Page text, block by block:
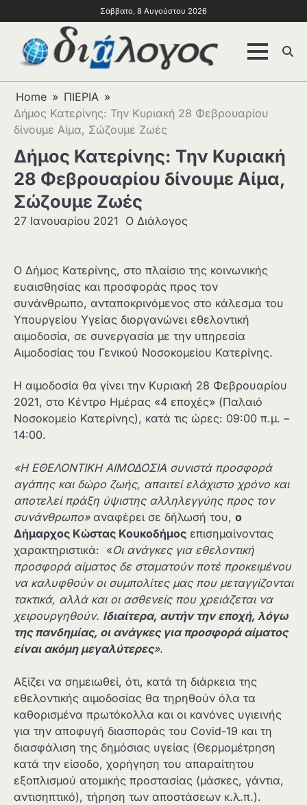
Σάββατο, 8 Αυγούστου 2026
Home
ΠΙΕΡΙΑ
Δήμος Κατερίνης: Την Κυριακή 28 Φεβρουαρίου
δίνουμε Αίμα, Σώζουμε Ζωές
Δήμος Κατερίνης: Την Κυριακή
28 Φεβρουαρίου δίνουμε Αίμα,
Σώζουμε Ζωές
27 Ιανουαρίου 2021 Ο Διάλογος
Ο Δήμος Κατερίνης, στο πλαίσιο της κοινωνικής
ευαισθησίας και προσφοράς προς τον
συνάνθρωπο, ανταποκρινόμενος στο κάλεσμα του
Υπουργείου Υγείας διοργανώνει εθελοντική
αιμοδοσία, σε συνεργασία με την υπηρεσία
Αιμοδοσίας του Γενικού Νοσοκομείου Κατερίνης.
Η αιμοδοσία θα γίνει την Κυριακή 28 Φεβρουαρίου
2021, στο Κέντρο Ημέρας «4 εποχές» (Παλαιό
Νοσοκομείο Κατερίνης), κατά τις ώρες: 09:00 π.μ. –
14:00.
«Η ΕΘΕΛΟΝΤΙΚΗ ΑΙΜΟΔΟΣΙΑ συνιστά προσφορά
αγάπης και δώρο ζωής, απαιτεί ελάχιστο χρόνο και
αποτελεί πράξη ύψιστης αλληλεγγύης προς τον
συνάνθρωπο»αναφέρει σε δήλωσή του, ο
Δήμαρχος Κώστας Κουκοδήμος επισημαίνοντας
χαρακτηριστικά: «Οι ανάγκες για εθελοντική
προσφορά αίματος δε σταματούν ποτέ προκειμένου
να καλυφθούν οι συμπολίτες μας που μεταγγίζονται
τακτικά, αλλά και οι ασθενείς που χρειάζεται να
χειρουργηθούν. Ιδιαίτερα, αυτήν την εποχή, λόγω
της πανδημίας, οι ανάγκες για προσφορά αίματος
είναι ακόμη μεγαλύτερες».
Αξίζει να σημειωθεί, ότι, κατά τη διάρκεια της
εθελοντικής αιμοδοσίας θα τηρηθούν όλα τα
καθορισμένα πρωτόκολλα και οι κανόνες υγιεινής
για την αποφυγή διασποράς του Covid-19 και τη
διασφάλιση της δημόσιας υγείας (Θερμομέτρηση
κατά την είσοδο, χορήγηση του απαραίτητου
εξοπλισμού ατομικής προστασίας (μάσκες, γάντια,
αντισηπτικό), τήρηση των αποστάσεων κ.λ.π.).